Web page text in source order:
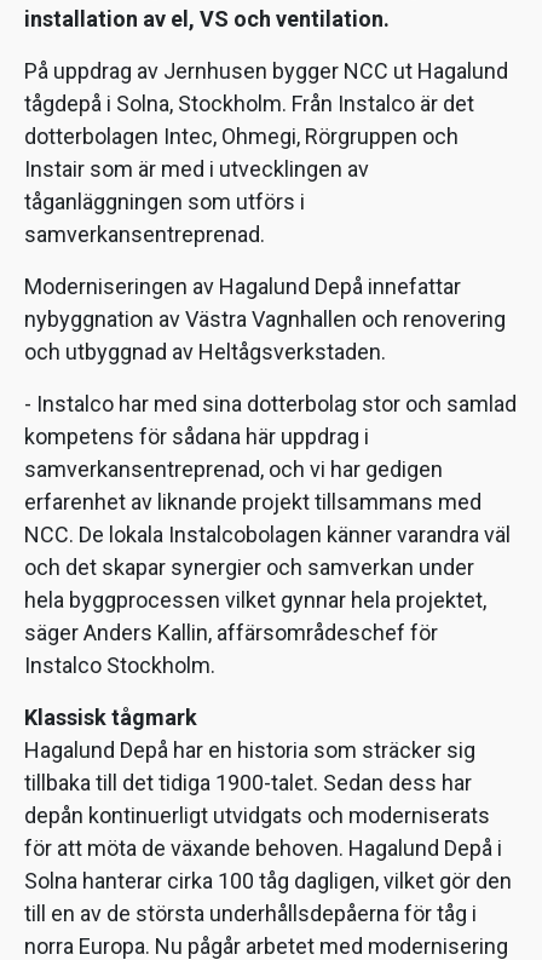
installation av el, VS och ventilation.
På uppdrag av Jernhusen bygger NCC ut Hagalund
tågdepå i Solna, Stockholm. Från Instalco är det
dotterbolagen Intec, Ohmegi, Rörgruppen och
Instair som är med i utvecklingen av
tåganläggningen som utförs i
samverkansentreprenad.
Moderniseringen av Hagalund Depå innefattar
nybyggnation av Västra Vagnhallen och renovering
och utbyggnad av Heltågsverkstaden.
- Instalco har med sina dotterbolag stor och samlad
kompetens för sådana här uppdrag i
samverkansentreprenad, och vi har gedigen
erfarenhet av liknande projekt tillsammans med
NCC. De lokala Instalcobolagen känner varandra väl
och det skapar synergier och samverkan under
hela byggprocessen vilket gynnar hela projektet,
säger Anders Kallin, affärsområdeschef för
Instalco Stockholm.
Klassisk tågmark
Hagalund Depå har en historia som sträcker sig
tillbaka till det tidiga 1900-talet. Sedan dess har
depån kontinuerligt utvidgats och moderniserats
för att möta de växande behoven. Hagalund Depå i
Solna hanterar cirka 100 tåg dagligen, vilket gör den
till en av de största underhållsdepåerna för tåg i
norra Europa. Nu pågår arbetet med modernisering